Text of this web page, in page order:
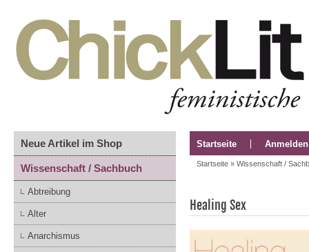
Neue Artikel im Shop
Wissenschaft / Sachbuch
Abtreibung
Alter
Anarchismus
Startseite Anmelden
Startseite » Wissenschaft /
Healing Sex